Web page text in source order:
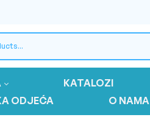
KATALOZI
ODJEĆA
O NAMA